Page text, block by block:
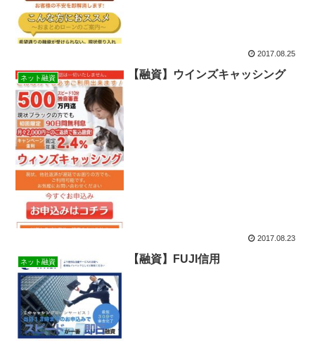
2017.08.25
ネット融資 【融資】ウインズキャッシング
2017.08.23
ネット融資 【融資】FUJI信用